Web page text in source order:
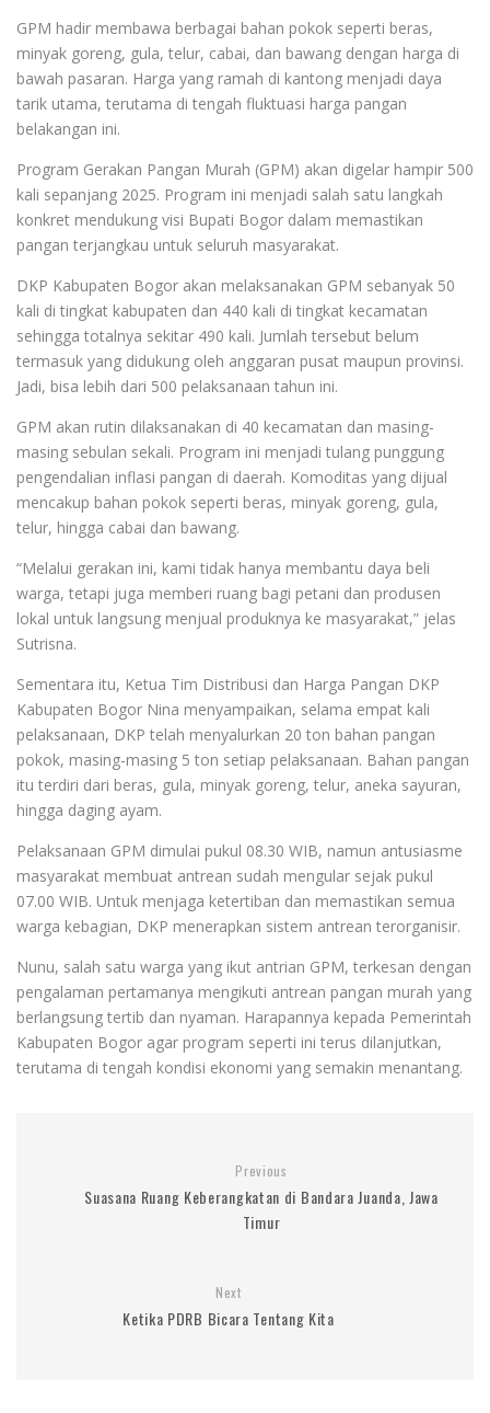
GPM hadir membawa berbagai bahan pokok seperti beras,
minyak goreng, gula, telur, cabai, dan bawang dengan harga di
bawah pasaran. Harga yang ramah di kantong menjadi daya
tarik utama, terutama di tengah fluktuasi harga pangan
belakangan ini.
Program Gerakan Pangan Murah (GPM) akan digelar hampir 500
kali sepanjang 2025. Program ini menjadi salah satu langkah
konkret mendukung visi Bupati Bogor dalam memastikan
pangan terjangkau untuk seluruh masyarakat.
DKP Kabupaten Bogor akan melaksanakan GPM sebanyak 50
kali di tingkat kabupaten dan 440 kali di tingkat kecamatan
sehingga totalnya sekitar 490 kali. Jumlah tersebut belum
termasuk yang didukung oleh anggaran pusat maupun provinsi.
Jadi, bisa lebih dari 500 pelaksanaan tahun ini.
GPM akan rutin dilaksanakan di 40 kecamatan dan masing-
masing sebulan sekali. Program ini menjadi tulang punggung
pengendalian inflasi pangan di daerah. Komoditas yang dijual
mencakup bahan pokok seperti beras, minyak goreng, gula,
telur, hingga cabai dan bawang.
“Melalui gerakan ini, kami tidak hanya membantu daya beli
warga, tetapi juga memberi ruang bagi petani dan produsen
lokal untuk langsung menjual produknya ke masyarakat,” jelas
Sutrisna.
Sementara itu, Ketua Tim Distribusi dan Harga Pangan DKP
Kabupaten Bogor Nina menyampaikan, selama empat kali
pelaksanaan, DKP telah menyalurkan 20 ton bahan pangan
pokok, masing-masing 5 ton setiap pelaksanaan. Bahan pangan
itu terdiri dari beras, gula, minyak goreng, telur, aneka sayuran,
hingga daging ayam.
Pelaksanaan GPM dimulai pukul 08.30 WIB, namun antusiasme
masyarakat membuat antrean sudah mengular sejak pukul
07.00 WIB. Untuk menjaga ketertiban dan memastikan semua
warga kebagian, DKP menerapkan sistem antrean terorganisir.
Nunu, salah satu warga yang ikut antrian GPM, terkesan dengan
pengalaman pertamanya mengikuti antrean pangan murah yang
berlangsung tertib dan nyaman. Harapannya kepada Pemerintah
Kabupaten Bogor agar program seperti ini terus dilanjutkan,
terutama di tengah kondisi ekonomi yang semakin menantang.
Previous
Suasana Ruang Keberangkatan di Bandara Juanda, Jawa
Timur
Next
Ketika PDRB Bicara Tentang Kita